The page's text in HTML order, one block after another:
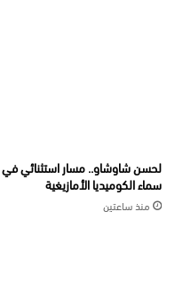
لحسن شاوشاو.. مسار استثنائي في
سماء الكوميديا الأمازيغية
منذ ساعتين